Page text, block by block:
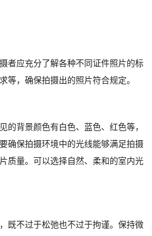
者应充分了解各种不同证件照片的标
等，确保拍摄出的照片符合规定。
的背景颜色有白色、蓝色、红色等，
确保拍摄环境中的光线能够满足拍摄
质量。可以选择自然、柔和的室内光
既不过于松弛也不过于拘谨。保持微